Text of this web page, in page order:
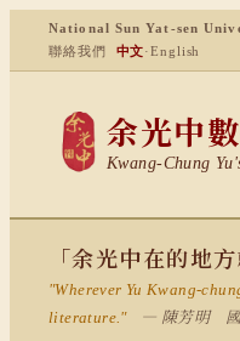
National Sun Yat-sen
聯絡我們
中文·English
余光中
Kwang-Chung
「余光中在的地
"Wherever Yu Kwang-
literature."
— 陳芳明 國